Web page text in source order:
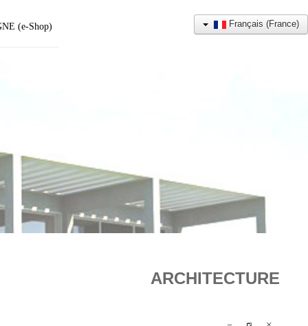
(e-Shop) Français (France)
ARCHITECTURE